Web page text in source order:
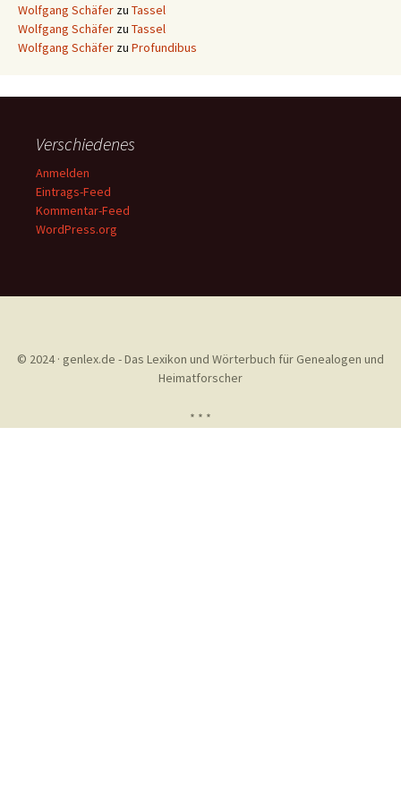
Wolfgang Schäfer zu Tassel
Wolfgang Schäfer zu Tassel
Wolfgang Schäfer zu Profundibus
Verschiedenes
Anmelden
Eintrags-Feed
Kommentar-Feed
WordPress.org
© 2024 · genlex.de - Das Lexikon und Wörterbuch für Genealogen und
Heimatforscher
* * *